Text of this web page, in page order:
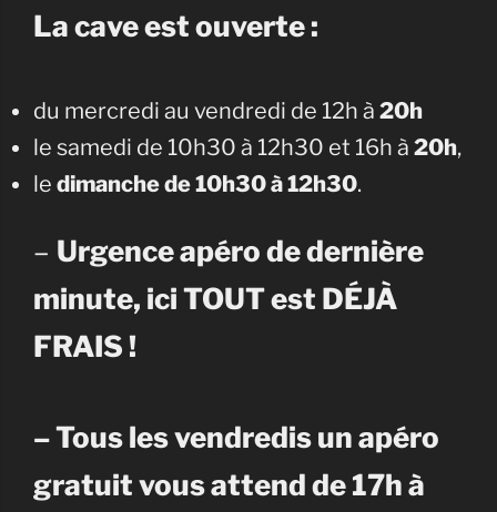
La cave est ouverte :
du mercredi au vendredi de 12h à 20h
le samedi de 10h30 à 12h30 et 16h à 20h,
le dimanche de 10h30 à 12h30.
– Urgence apéro de dernière
minute, ici TOUT est DÉJÀ
FRAIS !
– Tous les vendredis un apéro
gratuit vous attend de 17h à